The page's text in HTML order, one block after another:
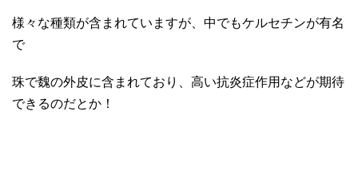
様々な種類が含まれていますが、中でもケルセチンが有名
で
珠で魏の外皮に含まれており、高い抗炎症作用などが期待
できるのだとか！